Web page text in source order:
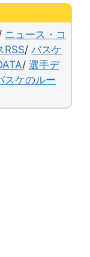
ニュース・コ
RSS/ バスケ
/ 選手デ
スケのルー